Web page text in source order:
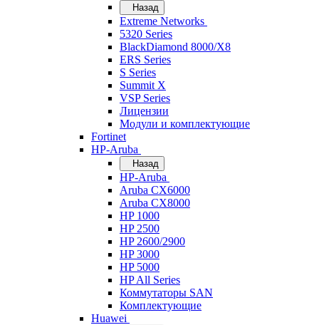
Назад
Extreme Networks
5320 Series
BlackDiamond 8000/X8
ERS Series
S Series
Summit X
VSP Series
Лицензии
Модули и комплектующие
Fortinet
HP-Aruba
Назад
HP-Aruba
Aruba CX6000
Aruba CX8000
HP 1000
HP 2500
HP 2600/2900
HP 3000
HP 5000
HP All Series
Коммутаторы SAN
Комплектующие
Huawei